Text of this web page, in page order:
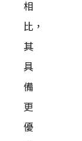
相
比，
其
具
備
更
優